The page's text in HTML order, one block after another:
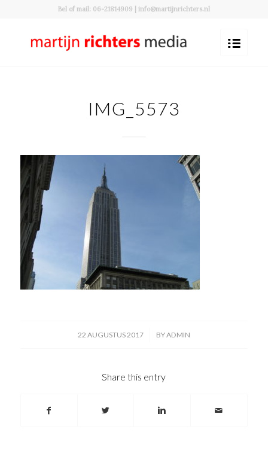
Bel of mail: 06-21814909 | info@martijnrichters.nl
IMG_5573
22 AUGUSTUS 2017
/ BYADMIN
Share this entry